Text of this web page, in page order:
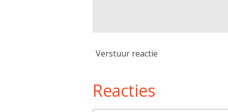
Verstuur reactie
Reacties